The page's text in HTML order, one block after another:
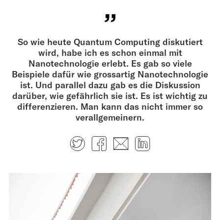
So wie heute Quantum Computing diskutiert
wird, habe ich es schon einmal mit
Nanotechnologie erlebt. Es gab so viele
Beispiele dafür wie grossartig Nanotechnologie
ist. Und parallel dazu gab es die Diskussion
darüber, wie gefährlich sie ist. Es ist wichtig zu
differenzieren. Man kann das nicht immer so
verallgemeinern.
TwitterFacebook
E-mail